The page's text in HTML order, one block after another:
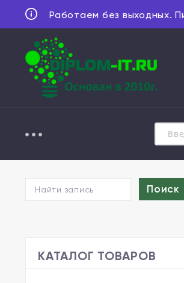
Работаем без выходных.
КАТАЛОГ ТОВАРОВ